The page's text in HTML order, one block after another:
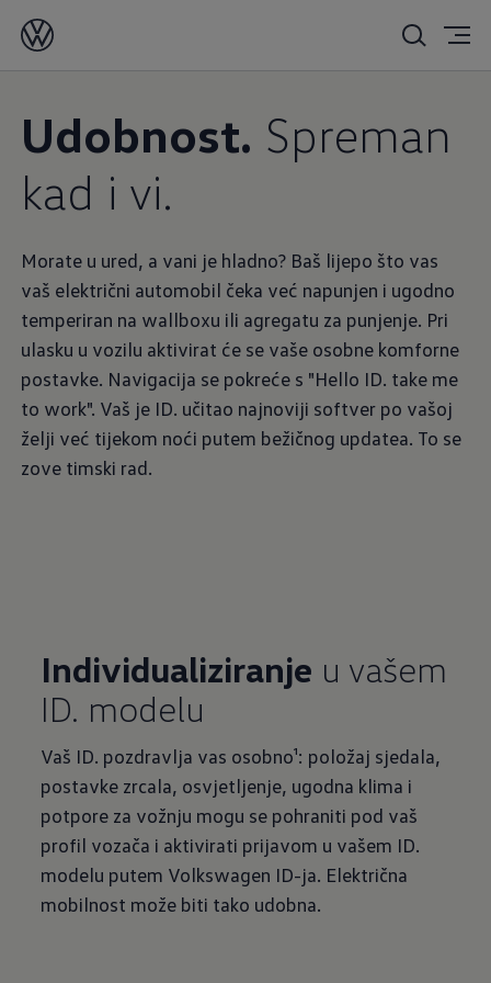
Udobnost. Spreman
kad i vi.
Morate u ured, a vani je hladno? Baš lijepo što vas
vaš električni automobil čeka već napunjen i ugodno
temperiran na wallboxu ili agregatu za punjenje. Pri
ulasku u vozilu aktivirat će se vaše osobne komforne
postavke. Navigacija se pokreće s "Hello ID. take me
to work". Vaš je ID. učitao najnoviji softver po vašoj
želji već tijekom noći putem bežičnog updatea. To se
zove timski rad.
Individualiziranje u vašem
ID. modelu
Vaš ID. pozdravlja vas osobno¹: položaj sjedala,
postavke zrcala, osvjetljenje, ugodna klima i
potpore za vožnju mogu se pohraniti pod vaš
profil vozača i aktivirati prijavom u vašem ID.
modelu putem Volkswagen ID-ja. Električna
mobilnost može biti tako udobna.